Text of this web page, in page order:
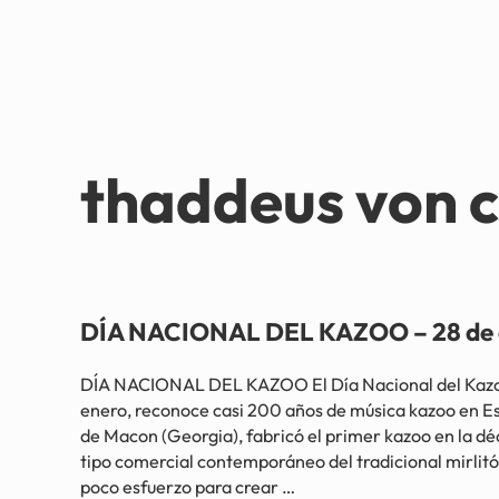
thaddeus von
DÍA NACIONAL DEL KAZOO – 28
DÍA NACIONAL DEL KAZOO El Día Nacional del
enero, reconoce casi 200 años de música kazoo en
de Macon (Georgia), fabricó el primer kazoo en la
tipo comercial contemporáneo del tradicional
poco esfuerzo para crear …